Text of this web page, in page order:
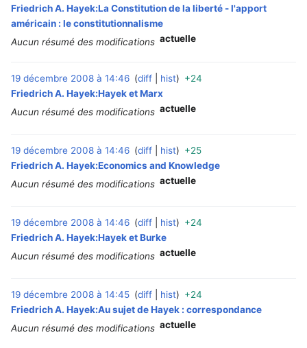
Friedrich A. Hayek:La Constitution de la liberté - l'apport
américain : le constitutionnalisme
Aucun résumé des modifications actuelle
19 décembre 2008 à 14:46 diff hist +24
Friedrich A. Hayek:Hayek et Marx
Aucun résumé des modifications actuelle
19 décembre 2008 à 14:46 diff hist +25
Friedrich A. Hayek:Economics and Knowledge
Aucun résumé des modifications actuelle
19 décembre 2008 à 14:46 diff hist +24
Friedrich A. Hayek:Hayek et Burke
Aucun résumé des modifications actuelle
19 décembre 2008 à 14:45 diff hist +24
Friedrich A. Hayek:Au sujet de Hayek : correspondance
Aucun résumé des modifications actuelle